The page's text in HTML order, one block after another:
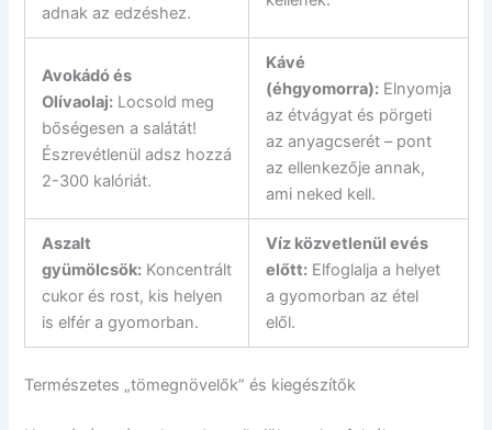
adnak az edzéshez.
Avokádó és
Olívaolaj: Locsold meg
bőségesen a salátát!
Észrevétlenül adsz hozzá
2-300 kalóriát.
Kávé
(éhgyomorra): Elnyomja
az étvágyat és pörgeti
az anyagcserét – pont
az ellenkezője annak,
ami neked kell.
Aszalt
gyümölcsök: Koncentrált
cukor és rost, kis helyen
is elfér a gyomorban.
Víz közvetlenül evés
előtt: Elfoglalja a helyet
a gyomorban az étel
elől.
Természetes „tömegnövelők” és kiegészítők